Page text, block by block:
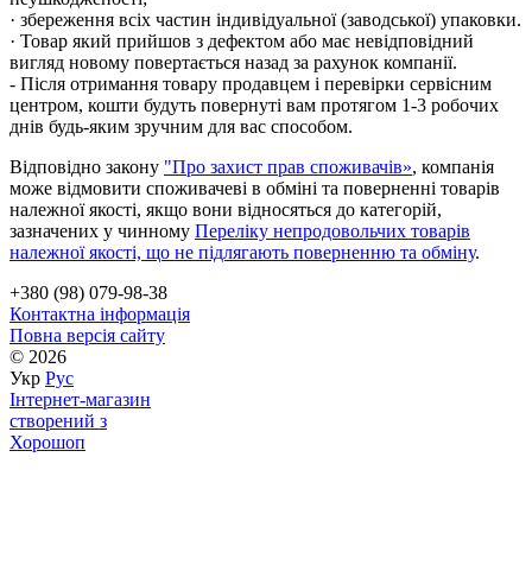
· збереження всіх частин індивідуальної (заводської) упаковки.
· Товар який прийшов з дефектом або має невідповідний
вигляд новому повертається назад за рахунок компанії.
- Після отримання товару продавцем і перевірки сервісним
центром, кошти будуть повернуті вам протягом 1-3 робочих
днів будь-яким зручним для вас способом.
Відповідно закону "Про захист прав споживачів», компанія
може відмовити споживачеві в обміні та поверненні товарів
належної якості, якщо вони відносяться до категорій,
зазначених у чинному Переліку непродовольчих товарів
належної якості, що не підлягають поверненню та обміну.
+380 (98) 079-98-38
Контактна інформація
Повна версія сайту
© 2026
Укр Рус
Інтернет-магазин
створений з
Хорошоп